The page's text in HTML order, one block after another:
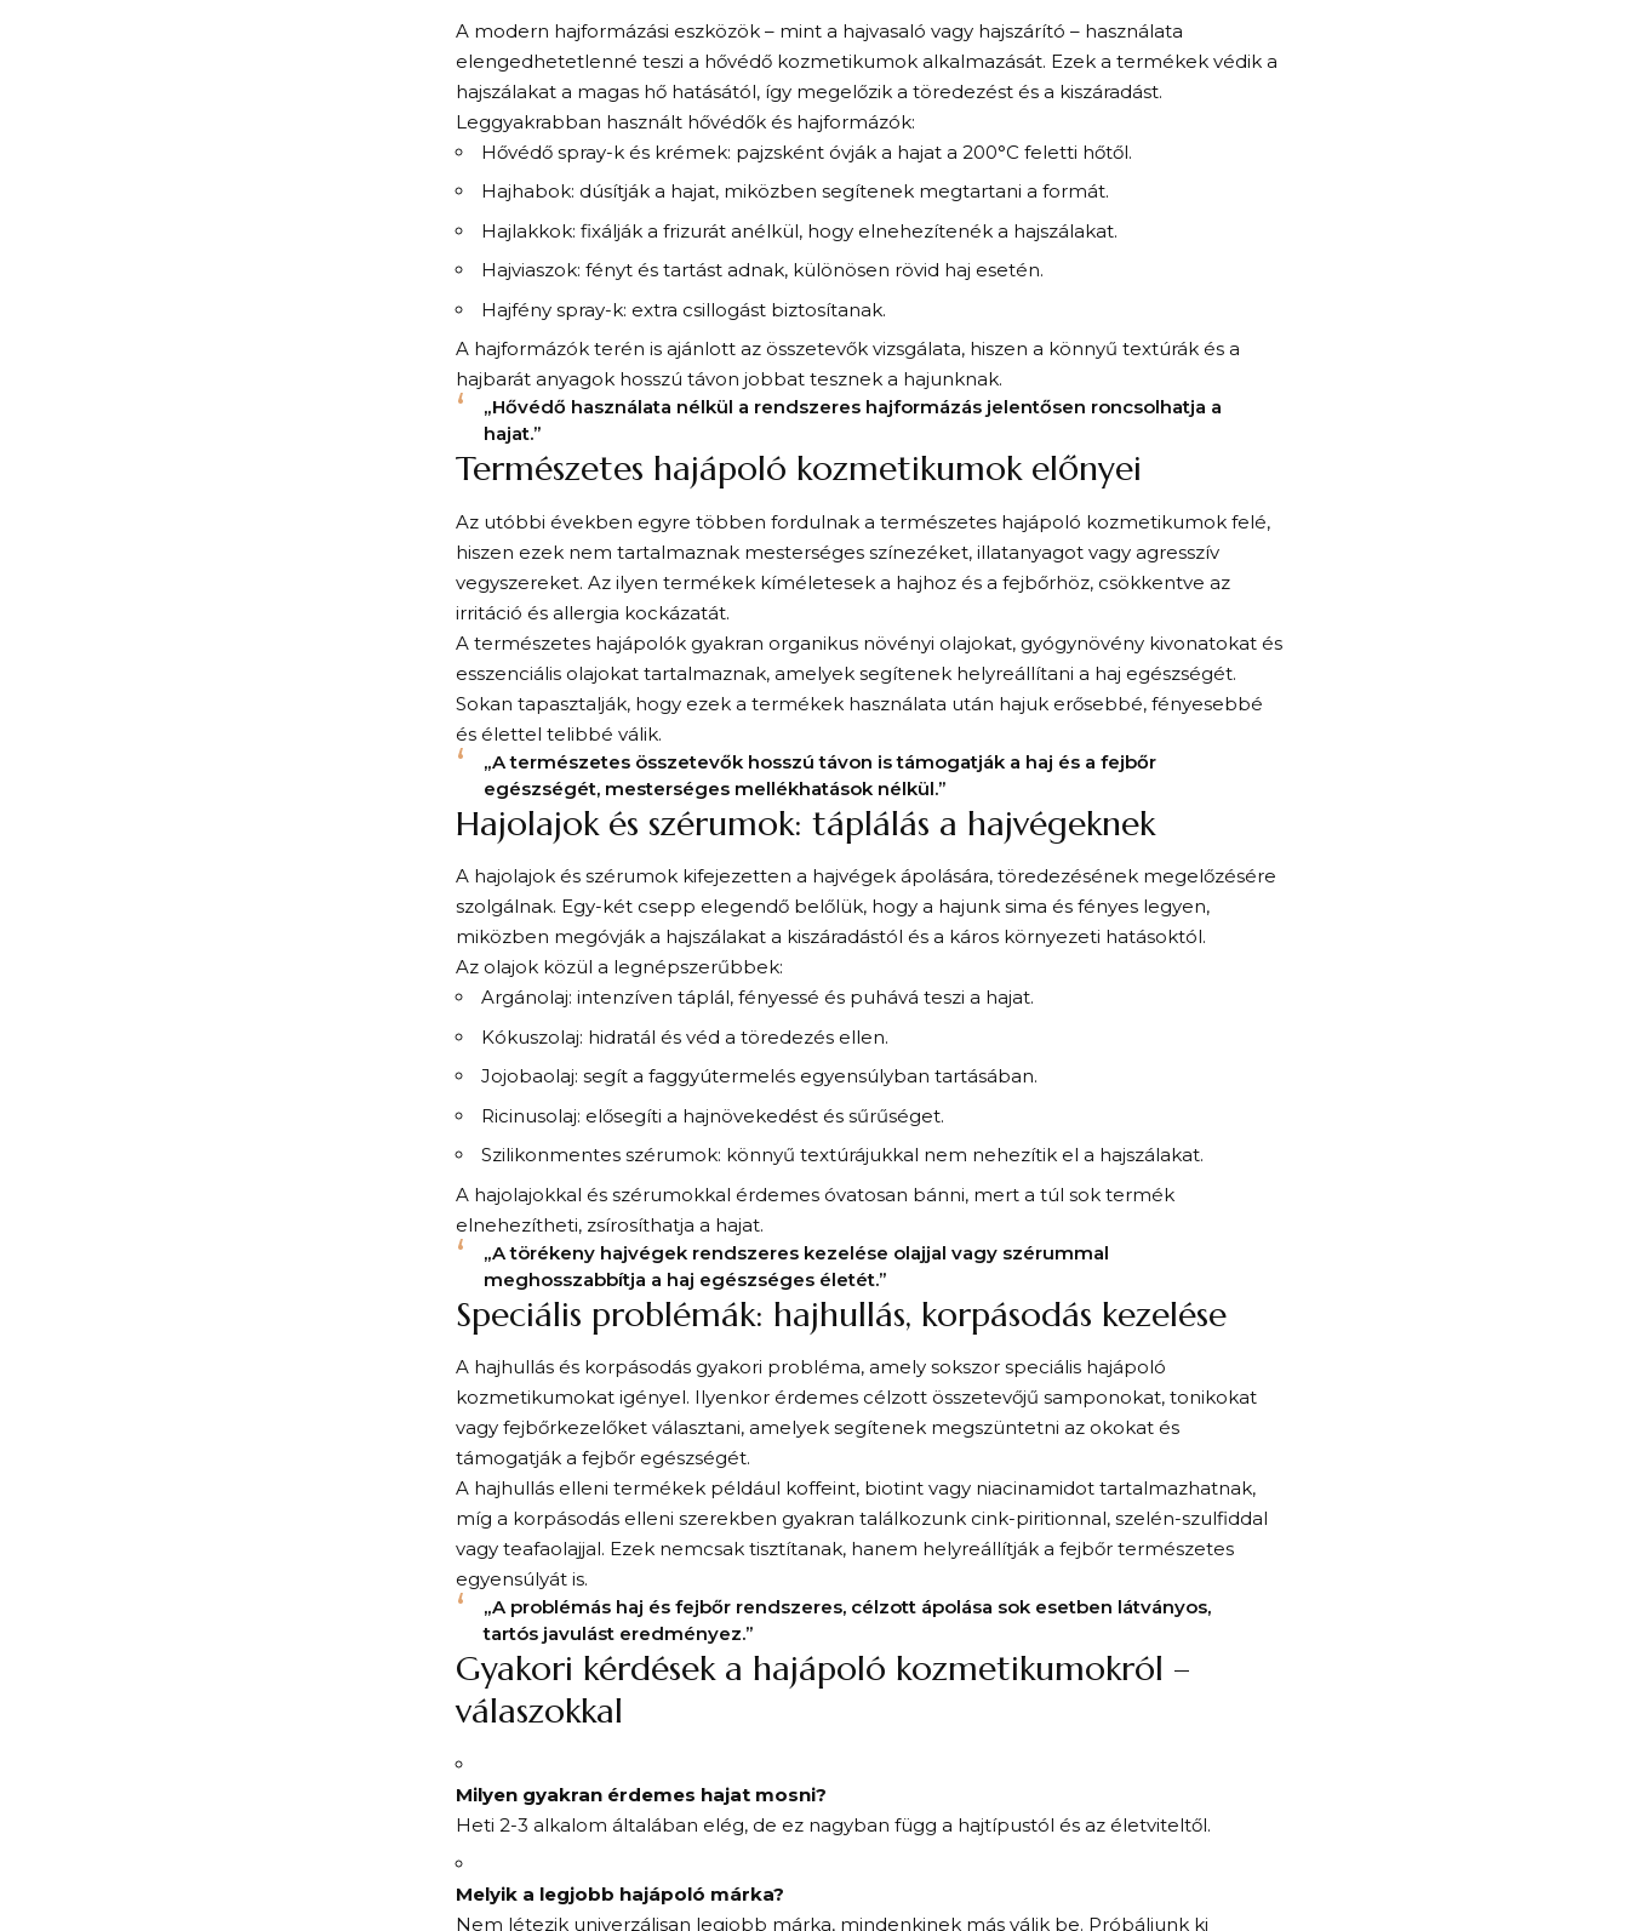
A modern hajformázási eszközök – mint a hajvasaló vagy hajszárító – használata
elengedhetetlenné teszi a hővédő kozmetikumok alkalmazását. Ezek a termékek védik a
hajszálakat a magas hő hatásától, így megelőzik a töredezést és a kiszáradást.
Leggyakrabban használt hővédők és hajformázók:
Hővédő spray-k és krémek: pajzsként óvják a hajat a 200°C feletti hőtől.
Hajhabok: dúsítják a hajat, miközben segítenek megtartani a formát.
Hajlakkok: fixálják a frizurát anélkül, hogy elnehezítenék a hajszálakat.
Hajviaszok: fényt és tartást adnak, különösen rövid haj esetén.
Hajfény spray-k: extra csillogást biztosítanak.
A hajformázók terén is ajánlott az összetevők vizsgálata, hiszen a könnyű textúrák és a
hajbarát anyagok hosszú távon jobbat tesznek a hajunknak.
„Hővédő használata nélkül a rendszeres hajformázás jelentősen roncsolhatja a
hajat.”
Természetes hajápoló kozmetikumok előnyei
Az utóbbi években egyre többen fordulnak a természetes hajápoló kozmetikumok felé,
hiszen ezek nem tartalmaznak mesterséges színezéket, illatanyagot vagy agresszív
vegyszereket. Az ilyen termékek kíméletesek a hajhoz és a fejbőrhöz, csökkentve az
irritáció és allergia kockázatát.
A természetes hajápolók gyakran organikus növényi olajokat, gyógynövény kivonatokat és
esszenciális olajokat tartalmaznak, amelyek segítenek helyreállítani a haj egészségét.
Sokan tapasztalják, hogy ezek a termékek használata után hajuk erősebbé, fényesebbé
és élettel telibbé válik.
„A természetes összetevők hosszú távon is támogatják a haj és a fejbőr
egészségét, mesterséges mellékhatások nélkül.”
Hajolajok és szérumok: táplálás a hajvégeknek
A hajolajok és szérumok kifejezetten a hajvégek ápolására, töredezésének megelőzésére
szolgálnak. Egy-két csepp elegendő belőlük, hogy a hajunk sima és fényes legyen,
miközben megóvják a hajszálakat a kiszáradástól és a káros környezeti hatásoktól.
Az olajok közül a legnépszerűbbek:
Argánolaj: intenzíven táplál, fényessé és puhává teszi a hajat.
Kókuszolaj: hidratál és véd a töredezés ellen.
Jojobaolaj: segít a faggyútermelés egyensúlyban tartásában.
Ricinusolaj: elősegíti a hajnövekedést és sűrűséget.
Szilikonmentes szérumok: könnyű textúrájukkal nem nehezítik el a hajszálakat.
A hajolajokkal és szérumokkal érdemes óvatosan bánni, mert a túl sok termék
elnehezítheti, zsírosíthatja a hajat.
„A törékeny hajvégek rendszeres kezelése olajjal vagy szérummal
meghosszabbítja a haj egészséges életét.”
Speciális problémák: hajhullás, korpásodás kezelése
A hajhullás és korpásodás gyakori probléma, amely sokszor speciális hajápoló
kozmetikumokat igényel. Ilyenkor érdemes célzott összetevőjű samponokat, tonikokat
vagy fejbőrkezelőket választani, amelyek segítenek megszüntetni az okokat és
támogatják a fejbőr egészségét.
A hajhullás elleni termékek például koffeint, biotint vagy niacinamidot tartalmazhatnak,
míg a korpásodás elleni szerekben gyakran találkozunk cink-piritionnal, szelén-szulfiddal
vagy teafaolajjal. Ezek nemcsak tisztítanak, hanem helyreállítják a fejbőr természetes
egyensúlyát is.
„A problémás haj és fejbőr rendszeres, célzott ápolása sok esetben látványos,
tartós javulást eredményez.”
Gyakori kérdések a hajápoló kozmetikumokról –
válaszokkal
Milyen gyakran érdemes hajat mosni?
Heti 2-3 alkalom általában elég, de ez nagyban függ a hajtípustól és az életviteltől.
Melyik a legjobb hajápoló márka?
Nem létezik univerzálisan legjobb márka, mindenkinek más válik be. Próbáljunk ki